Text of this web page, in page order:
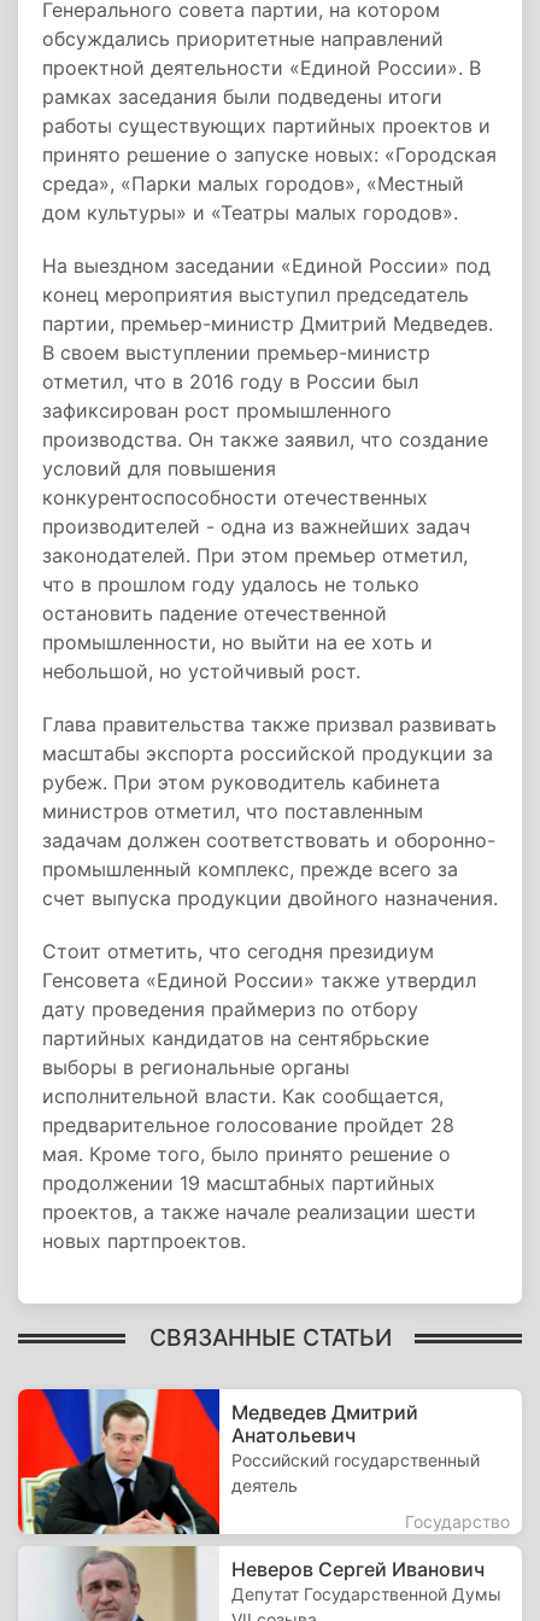
Генерального совета партии, на котором
обсуждались приоритетные направлений
проектной деятельности «Единой России». В
рамках заседания были подведены итоги
работы существующих партийных проектов и
принято решение о запуске новых: «Городская
среда», «Парки малых городов», «Местный
дом культуры» и «Театры малых городов».
На выездном заседании «Единой России» под
конец мероприятия выступил председатель
партии, премьер-министр Дмитрий Медведев.
В своем выступлении премьер-министр
отметил, что в 2016 году в России был
зафиксирован рост промышленного
производства. Он также заявил, что создание
условий для повышения
конкурентоспособности отечественных
производителей - одна из важнейших задач
законодателей. При этом премьер отметил,
что в прошлом году удалось не только
остановить падение отечественной
промышленности, но выйти на ее хоть и
небольшой, но устойчивый рост.
Глава правительства также призвал развивать
масштабы экспорта российской продукции за
рубеж. При этом руководитель кабинета
министров отметил, что поставленным
задачам должен соответствовать и оборонно-
промышленный комплекс, прежде всего за
счет выпуска продукции двойного назначения.
Стоит отметить, что сегодня президиум
Генсовета «Единой России» также утвердил
дату проведения праймериз по отбору
партийных кандидатов на сентябрьские
выборы в региональные органы
исполнительной власти. Как сообщается,
предварительное голосование пройдет 28
мая. Кроме того, было принято решение о
продолжении 19 масштабных партийных
проектов, а также начале реализации шести
новых партпроектов.
СВЯЗАННЫЕ СТАТЬИ
Медведев Дмитрий
Анатольевич
Российский государственный
деятель
Государство
Неверов Сергей Иванович
Депутат Государственной Думы